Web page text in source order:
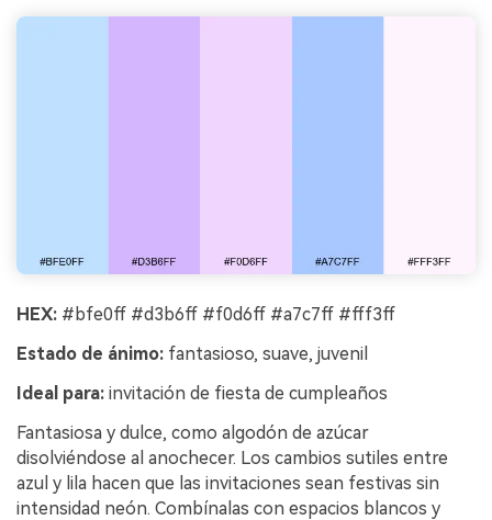
HEX: #bfe0ff #d3b6ff #f0d6ff #a7c7ff #fff3ff
Estado de ánimo: fantasioso, suave, juvenil
Ideal para: invitación de fiesta de cumpleaños
Fantasiosa y dulce, como algodón de azúcar
disolviéndose al anochecer. Los cambios sutiles entre
azul y lila hacen que las invitaciones sean festivas sin
intensidad neón. Combínalas con espacios blancos y